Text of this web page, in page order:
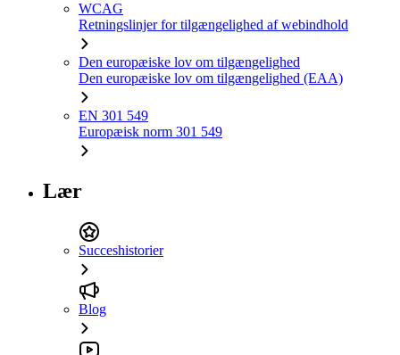
WCAG
Retningslinjer for tilgængelighed af webindhold
Den europæiske lov om tilgængelighed
Den europæiske lov om tilgængelighed (EAA)
EN 301 549
Europæisk norm 301 549
Lær
Succeshistorier
Blog